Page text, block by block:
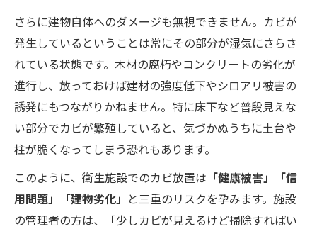
さらに建物自体へのダメージも無視できません。カビが
発生しているということは常にその部分が湿気にさらさ
れている状態です。木材の腐朽やコンクリートの劣化が
進行し、放っておけば建材の強度低下やシロアリ被害の
誘発にもつながりかねません。特に床下など普段見えな
い部分でカビが繁殖していると、気づかぬうちに土台や
柱が脆くなってしまう恐れもあります。
このように、衛生施設でのカビ放置は 「健康被害」「信
用問題」「建物劣化」 と三重のリスクを孕みます。施設
の管理者の方は、「少しカビが見えるけど掃除すればい